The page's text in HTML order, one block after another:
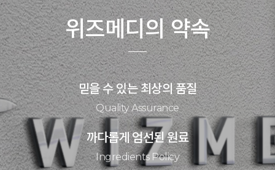
위즈메디의 약속
믿을 수 있는 최상의 품질
Quality Assurance
까다롭게 엄선된 원료
Ingredients Policy